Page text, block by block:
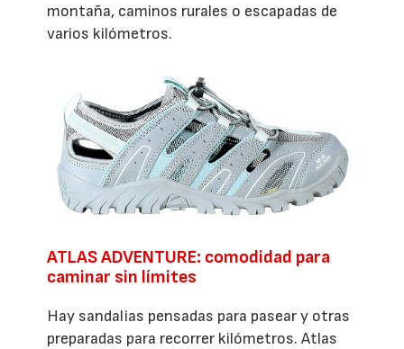
montaña, caminos rurales o escapadas de
varios kilómetros.
ATLAS ADVENTURE: comodidad para
caminar sin límites
Hay sandalias pensadas para pasear y otras
preparadas para recorrer kilómetros. Atlas